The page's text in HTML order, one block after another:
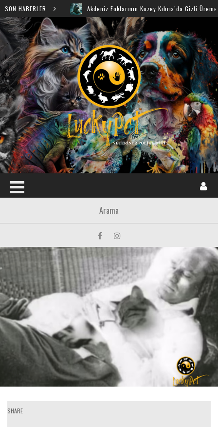
SON HABERLER Akdeniz Foklarının Kuzey Kıbrıs’da Gizli Üreme
SHARE